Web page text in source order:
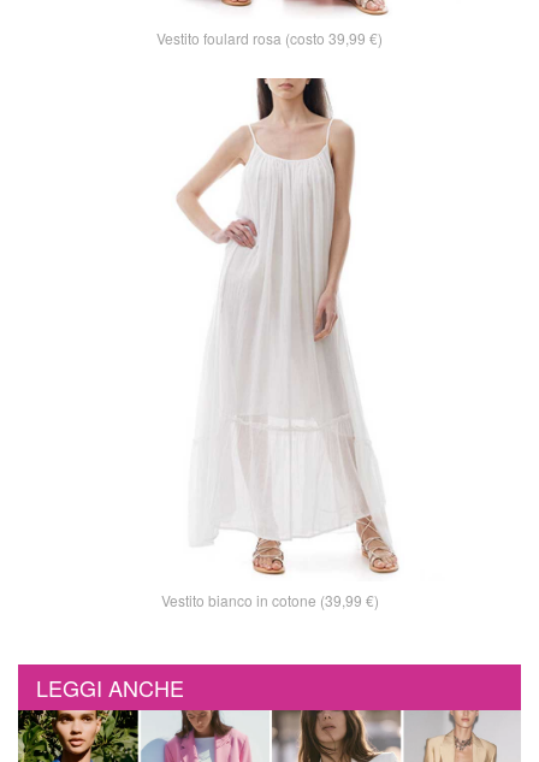
Vestito foulard rosa (costo 39,99 €)
Vestito bianco in cotone (39,99 €)
LEGGI ANCHE